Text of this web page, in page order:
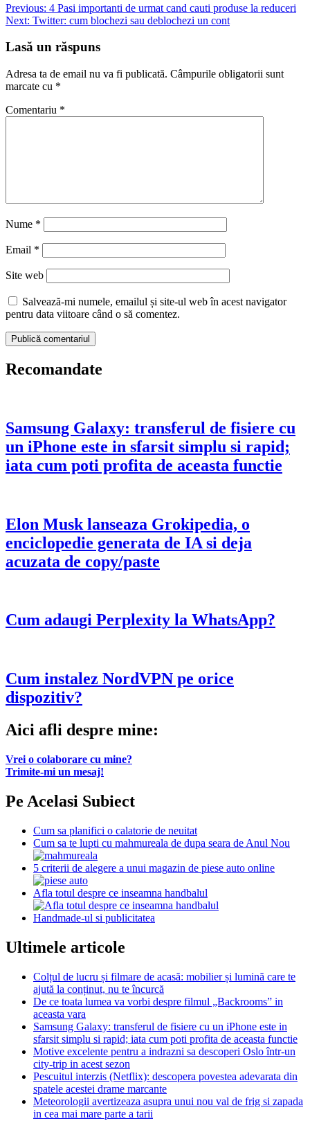
Navigare
în
articole
Previous: 4 Pasi importanti de urmat cand cauti produse la reduceri
Next: Twitter: cum blochezi sau deblochezi un cont
Lasă un răspuns
Adresa ta de email nu va fi publicată. Câmpurile obligatorii sunt
marcate cu *
Comentariu *
Nume *
Email *
Site web
Salvează-mi numele, emailul și site-ul web în acest navigator
pentru data viitoare când o să comentez.
Recomandate
Samsung Galaxy: transferul de fisiere cu
un iPhone este in sfarsit simplu si rapid;
iata cum poti profita de aceasta functie
Elon Musk lanseaza Grokipedia, o
enciclopedie generata de IA si deja
acuzata de copy/paste
Cum adaugi Perplexity la WhatsApp?
Cum instalez NordVPN pe orice
dispozitiv?
Aici afli despre mine:
Vrei o colaborare cu mine?
Trimite-mi un mesaj!
Pe Acelasi Subiect
Cum sa planifici o calatorie de neuitat
Cum sa te lupti cu mahmureala de dupa seara de Anul Nou
5 criterii de alegere a unui magazin de piese auto online
Afla totul despre ce inseamna handbalul
Handmade-ul si publicitatea
Ultimele articole
Colțul de lucru și filmare de acasă: mobilier și lumină care te
ajută la conținut, nu te încurcă
De ce toata lumea va vorbi despre filmul „Backrooms” in
aceasta vara
Samsung Galaxy: transferul de fisiere cu un iPhone este in
sfarsit simplu si rapid; iata cum poti profita de aceasta functie
Motive excelente pentru a indrazni sa descoperi Oslo într-un
city-trip in acest sezon
Pescuitul interzis (Netflix): descopera povestea adevarata din
spatele acestei drame marcante
Meteorologii avertizeaza asupra unui nou val de frig si zapada
in cea mai mare parte a tarii